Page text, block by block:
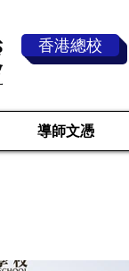
香港總校
導師文憑